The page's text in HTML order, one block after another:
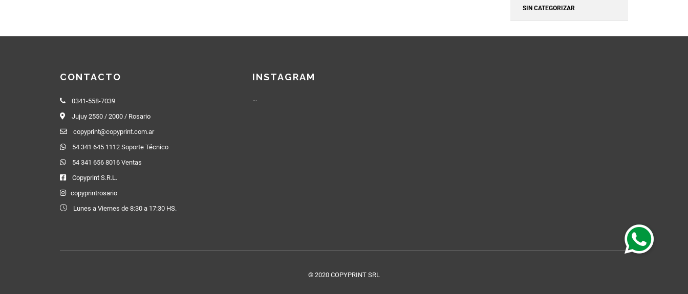
SIN CATEGORIZAR
CONTACTO
0341-558-7039
Jujuy 2550 / 2000 / Rosario
copyprint@copyprint.com.ar
54 341 645 1112 Soporte Técnico
54 341 656 8016 Ventas
Copyprint S.R.L.
copyprintrosario
Lunes a Viernes de 8:30 a 17:30 HS.
INSTAGRAM
…
© 2020 COPYPRINT SRL